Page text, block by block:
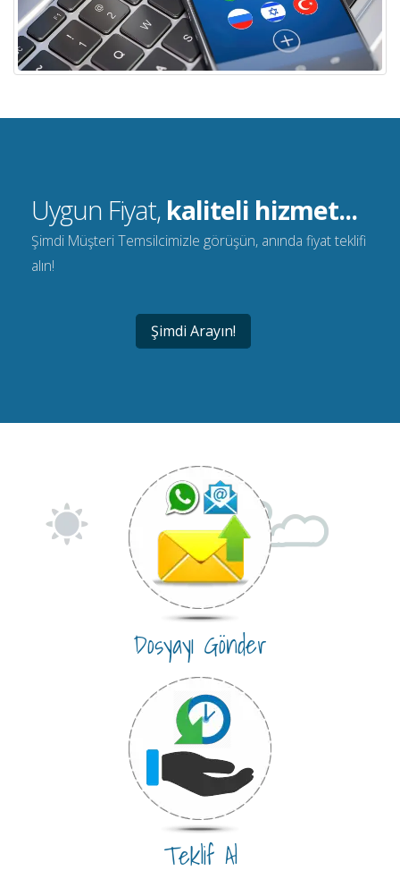
Uygun Fiyat, kaliteli hizmet...
Şimdi Müşteri Temsilcimizle görüşün, anında fiyat teklifi
alın!
Şimdi Arayın!
Dosyayı Gönder
Teklif Al